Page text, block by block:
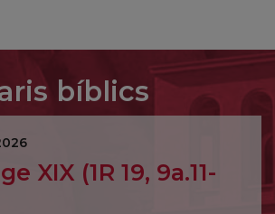
bíblics
XIX (1R 19, 9a.11-